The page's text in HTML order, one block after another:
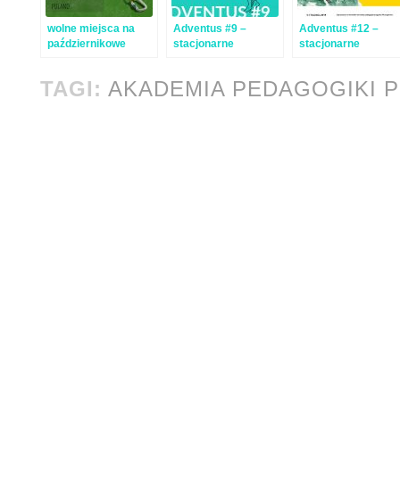
wolne miejsca na
październikowe
Adventus #9 –
stacjonarne
Adventus #12 –
stacjonarne
TAGI: AKADEMIA PEDAGOGIKI